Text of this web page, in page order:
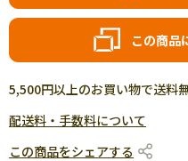
この商品
5,500円以上のお買い物で送料
配送料・手数料について
この商品をシェアする